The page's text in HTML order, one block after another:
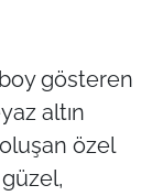
gösteren
altın
özel